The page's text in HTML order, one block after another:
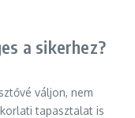
a sikerhez?
váljon, nem
tapasztalat is